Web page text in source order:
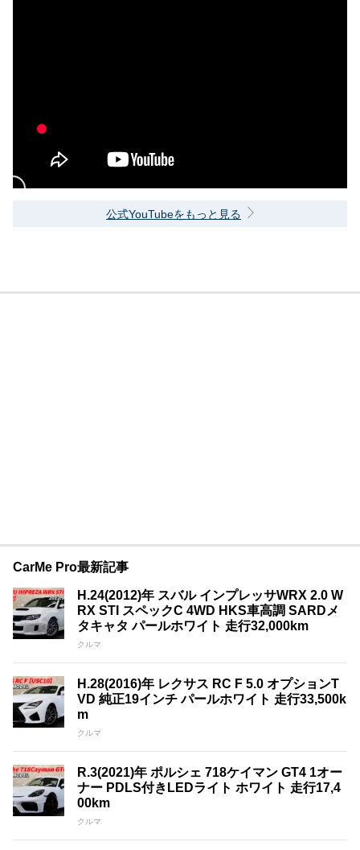
公式YouTubeをもっと見る
CarMe Pro最新記事
H.24(2012)年 スバル インプレッサWRX 2.0 W
RX STI スペックC 4WD HKS車高調 SARDメ
タキャタ パールホワイト 走行32,000km
クルマ
H.28(2016)年 レクサス RC F 5.0 オプションT
VD 純正19インチ パールホワイト 走行33,500k
m
クルマ
R.3(2021)年 ポルシェ 718ケイマン GT4 1オー
ナー PDLS付きLEDライト ホワイト 走行17,4
00km
クルマ